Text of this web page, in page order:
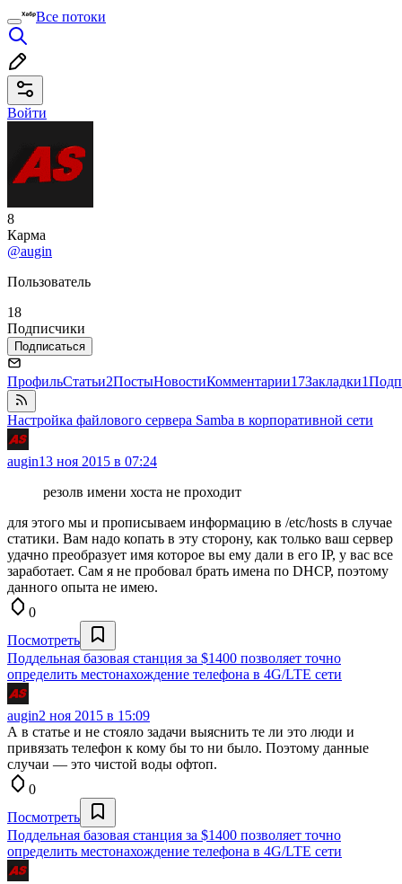
Все потоки
Войти
8
Карма
@augin
Пользователь
18
Подписчики
Подписаться
ПрофильСтатьи2ПостыНовостиКомментарии17Закладки1
Настройка файлового сервера Samba в корпоративной сети
augin13 ноя 2015 в 07:24
резолв имени хоста не проходит
для этого мы и прописываем информацию в /etc/hosts в случае
статики. Вам надо копать в эту сторону, как только ваш сервер
удачно преобразует имя которое вы ему дали в его IP, у вас все
заработает. Сам я не пробовал брать имена по DHCP, поэтому
данного опыта не имею.
0
Посмотреть
Поддельная базовая станция за $1400 позволяет точно
определить местонахождение телефона в 4G/LTE сети
augin2 ноя 2015 в 15:09
А в статье и не стояло задачи выяснить те ли это люди и
привязать телефон к кому бы то ни было. Поэтому данные
случаи — это чистой воды офтоп.
0
Посмотреть
Поддельная базовая станция за $1400 позволяет точно
определить местонахождение телефона в 4G/LTE сети